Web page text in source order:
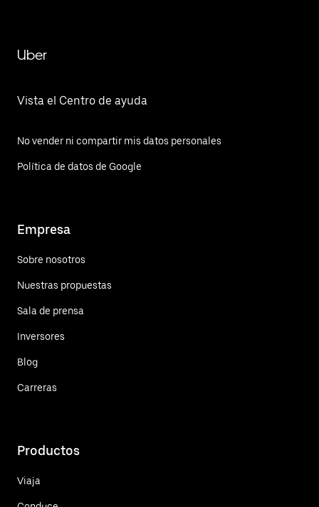
Uber
Vista el Centro de ayuda
No vender ni compartir mis datos personales
Política de datos de Google
Empresa
Sobre nosotros
Nuestras propuestas
Sala de prensa
Inversores
Blog
Carreras
Productos
Viaja